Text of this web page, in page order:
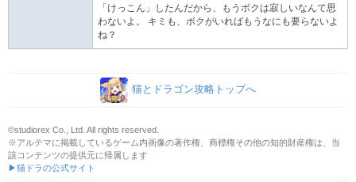
「けっこん」したんだから、もうボクは寂しいなんて思
わないよ。 キミも、ボクがいればもうなにも要らないよ
ね？
猫とドラゴン攻略トップへ
©studiorex Co., Ltd. All rights reserved.
※アルテマに掲載しているゲーム内画像の著作権、商標権その他の知的財産権は、当
該コンテンツの提供元に帰属します
▶猫ドラの公式サイト